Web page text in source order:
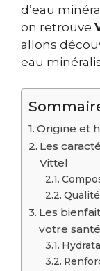
d’eau
on retrouve
allons
eau
Origine et
Les
Vittel
Les
votre santé